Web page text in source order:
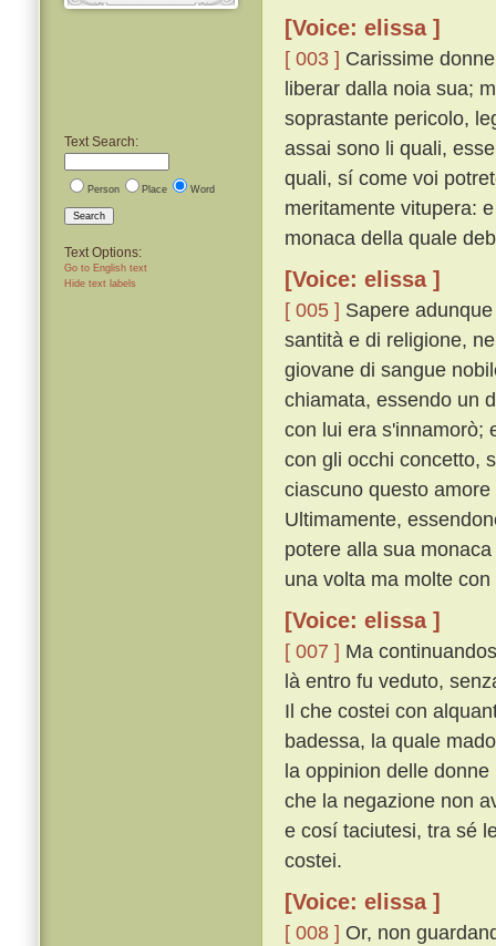
Text Search:
Person Place Word
Search
Text Options:
Go to English text
Hide text labels
[Voice: elissa ]
[ 003 ] Carissime
liberar dalla noia sua;
soprastante pericolo,
assai sono li quali,
quali, sí come voi
meritamente vitupera:
monaca della quale
[Voice: elissa ]
[ 005 ] Sapere
santità e di religione,
giovane di sangue
chiamata, essendo un
con lui era s'innamorò;
con gli occhi concetto,
ciascuno questo
Ultimamente,
potere alla sua
una volta ma molte
[Voice: elissa ]
[ 007 ] Ma
là entro fu veduto,
Il che costei con
badessa, la quale
la oppinion delle
che la negazione non
e cosí taciutesi, tra sé
costei.
[Voice: elissa ]
[ 008 ] Or, non